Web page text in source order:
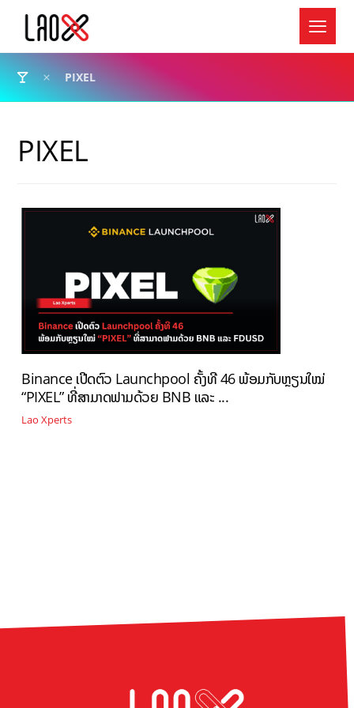
PIXEL
PIXEL
Binance ເປີດຕົວ Launchpool ຄັ້ງທີ 46 ພ້ອມກັບຫຼຽນໃໝ່
“PIXEL” ທີ່ສາມາດຟາມດ້ວຍ BNB ແລະ ...
Lao Xperts